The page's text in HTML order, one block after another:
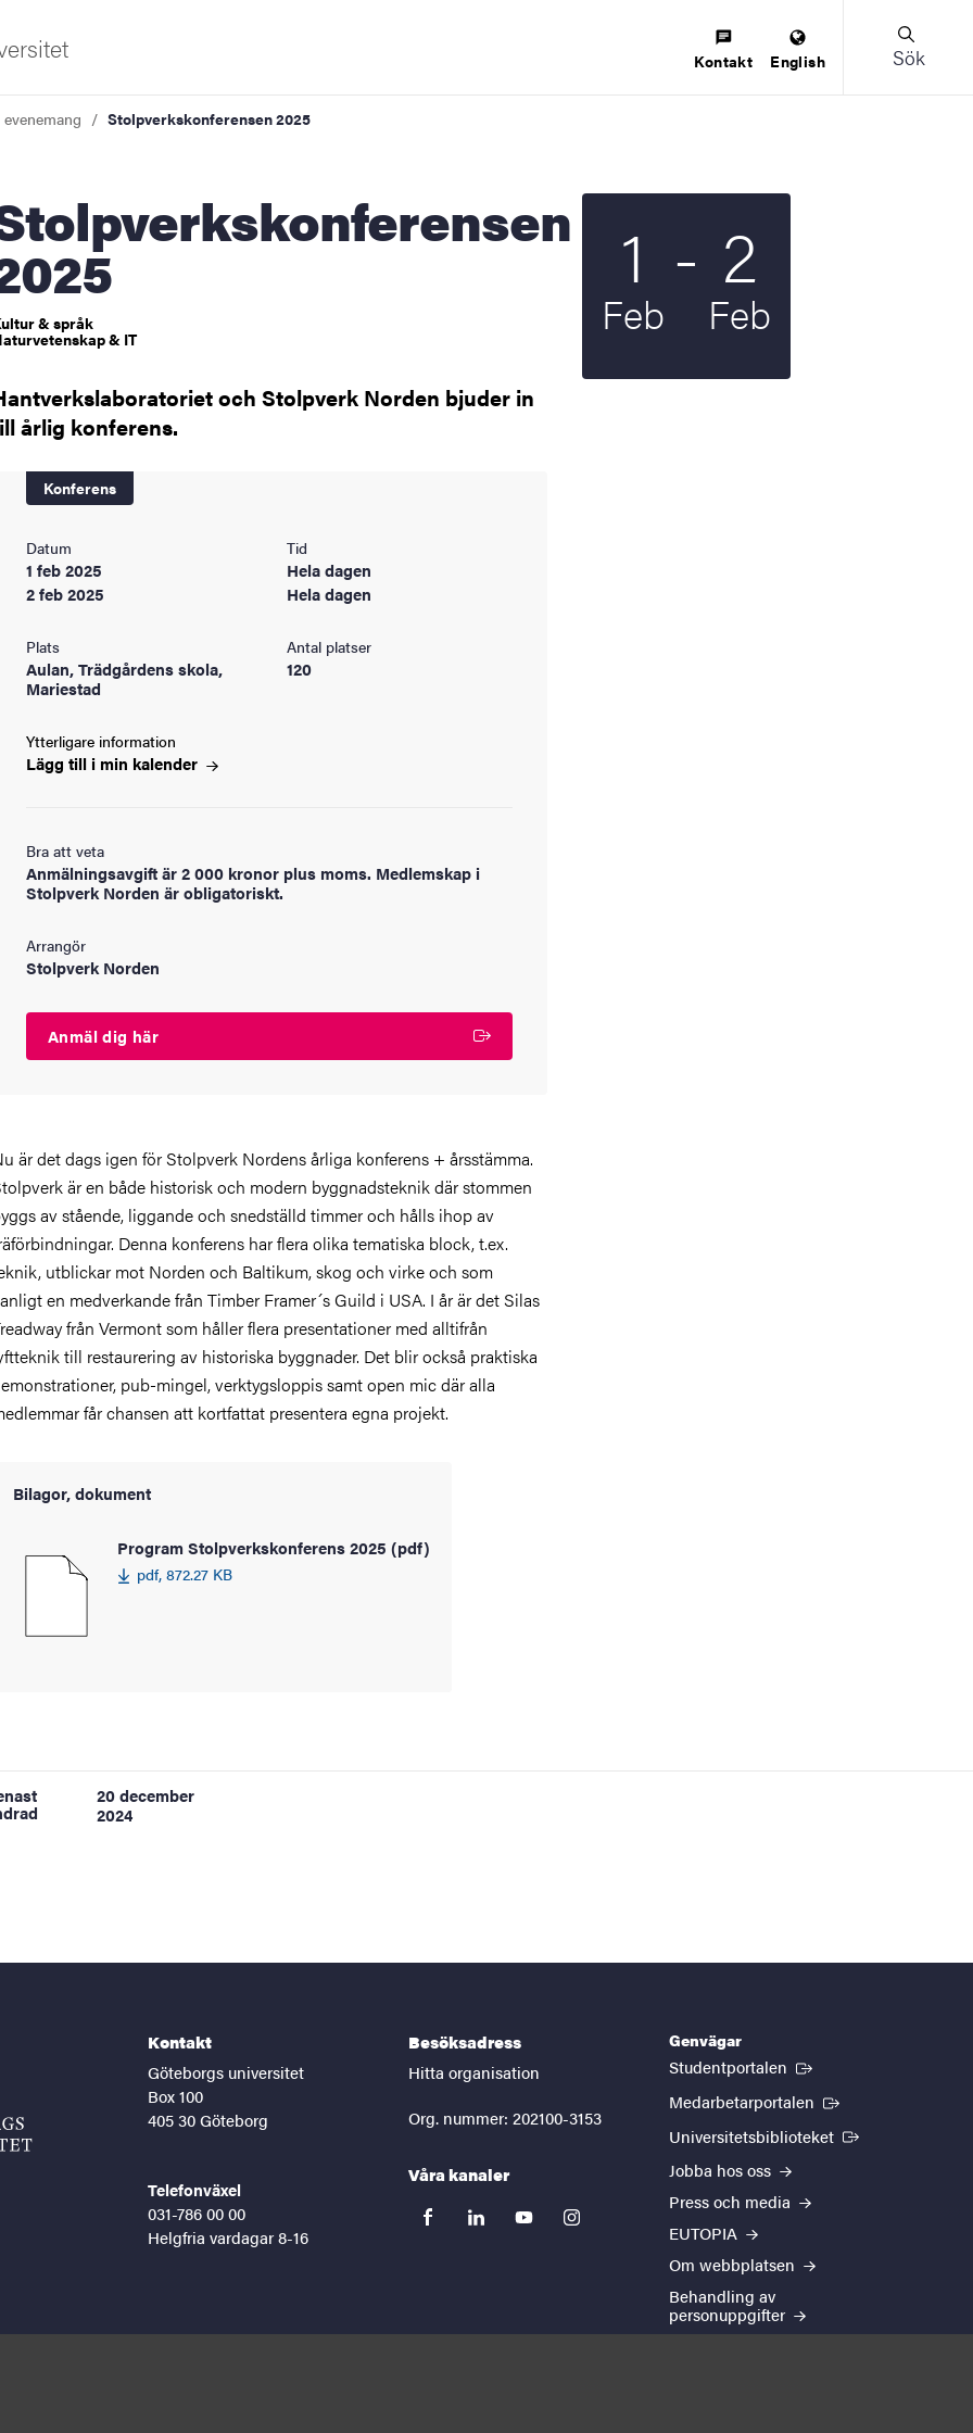
Kontakt English Sök
Stolpverkskonferensen 2025
& språk
& IT
och Stolpverk Norden bjuder in
årlig konferens.
Konferens
Datum
1 feb 2025
2 feb 2025
Tid
Hela dagen
Hela dagen
Plats
Aulan, Trädgårdens skola,
Mariestad
Antal platser
120
Ytterligare information
Lägg till i min kalender
Bra att veta
Anmälningsavgift är 2 000 kronor plus moms. Medlemskap i
Stolpverk Norden är obligatoriskt.
Arrangör
Stolpverk Norden
Anmäl dig här
1
Feb
Till
- 2
Feb
är det dags igen för Stolpverk Nordens årliga konferens + årsstämma.
är en både historisk och modern byggnadsteknik där stommen
av stående, liggande och snedställd timmer och hålls ihop av
Denna konferens har flera olika tematiska block, t.ex.
utblickar mot Norden och Baltikum, skog och virke och som
en medverkande från Timber Framer´s Guild i USA. I år är det Silas
från Vermont som håller flera presentationer med alltifrån
till restaurering av historiska byggnader. Det blir också praktiska
pub-mingel, verktygsloppis samt open mic där alla
får chansen att kortfattat presentera egna projekt.
Bilagor, dokument
Program Stolpverkskonferens 2025 (pdf)
pdf, 872.27 KB
20 december
2024
Kontakt
Göteborgs universitet
Box 100
405 30 Göteborg
Telefonväxel
031-786 00 00
Helgfria vardagar 8-16
Besöksadress
Hitta organisation
Org. nummer: 202100-3153
Våra kanaler
facebooklinkedinyoutubeinstagram
Genvägar
Studentportalen (Extern länk)
Medarbetarportalen (Extern länk)
Universitetsbiblioteket (Extern länk)
Jobba hos oss
Press och media
EUTOPIA
Om webbplatsen
Behandling av
personuppgifter